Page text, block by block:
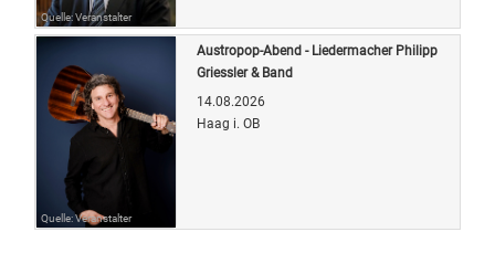
Quelle: Veranstalter
Quelle: Veranstalter
Austropop-Abend - Liedermacher Philipp
Griessler & Band
14.08.2026
Haag i. OB